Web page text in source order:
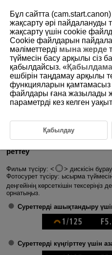
D388-069
Экспозиция
Камера анықтайтын стандартты
жарықтандыру немесе қараңғылау
оң немесе теріс жағына
Экспозиция компенсациясы мына
Фотосурет түсіру: Fv P Tv
Экранды көре отырып
реттеу
Фильм түсіру:
дискісін
Фотосурет түсіру: ысырма
деңгейінің көрсеткішін тексеріңіз
орнатыңыз.
Суреттерді ашықтандыру
Суреттерді күңгірттеу үшін
Бұл сайтта
жақсарту әрі пайдалануды
жақсарту үшін сookie
Cookie файлдарын
мәліметтерді мына жерде
түймесін басу арқылы сіз
қабылдайсыз. «
ешбірін таңдамау арқылы
функцияларын қамтамасыз
файлдары ғана жазылады
параметрді кез келген
Қабылдау